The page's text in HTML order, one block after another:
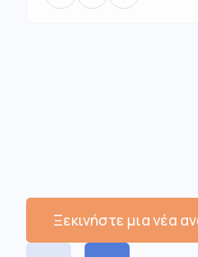
Ξεκινήστε μια νέα